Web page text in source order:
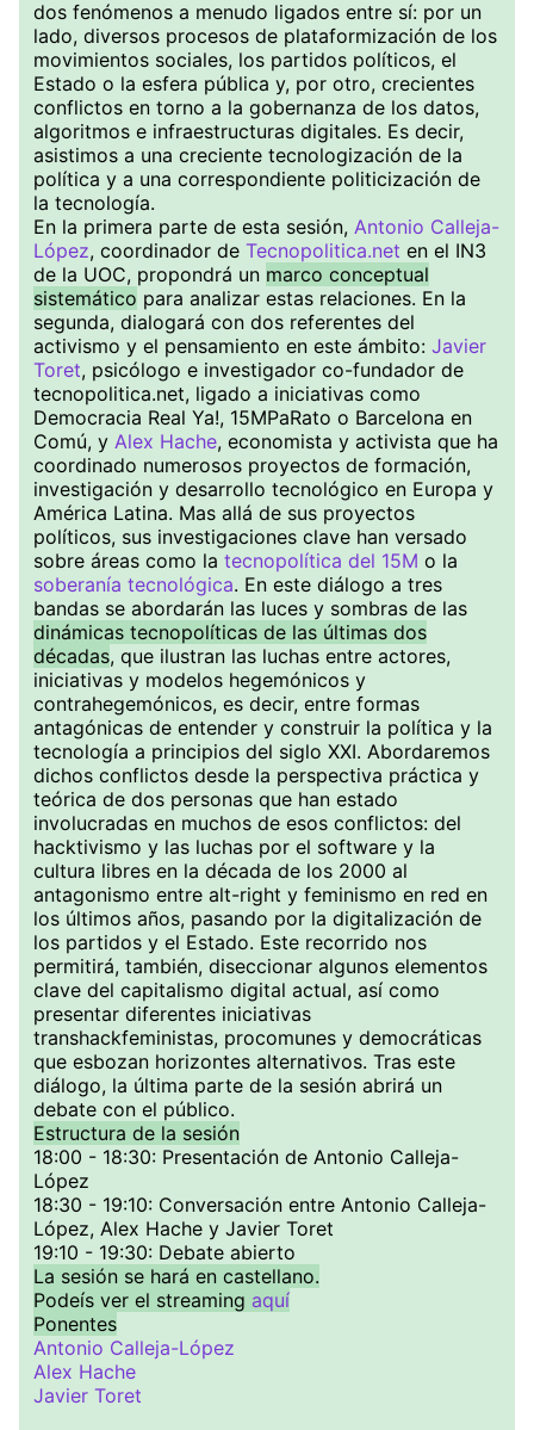
dos fenómenos a menudo ligados entre sí: por un
lado, diversos procesos de plataformización de los
movimientos sociales, los partidos políticos, el
Estado o la esfera pública y, por otro, crecientes
conflictos en torno a la gobernanza de los datos,
algoritmos e infraestructuras digitales. Es decir,
asistimos a una creciente tecnologización de la
política y a una correspondiente politicización de
la tecnología.
En la primera parte de esta sesión, Antonio Calleja-
López, coordinador de Tecnopolitica.net en el IN3
de la UOC, propondrá un marco conceptual
sistemático para analizar estas relaciones. En la
segunda, dialogará con dos referentes del
activismo y el pensamiento en este ámbito: Javier
Toret, psicólogo e investigador co-fundador de
tecnopolitica.net, ligado a iniciativas como
Democracia Real Ya!, 15MPaRato o Barcelona en
Comú, y Alex Hache, economista y activista que ha
coordinado numerosos proyectos de formación,
investigación y desarrollo tecnológico en Europa y
América Latina. Mas allá de sus proyectos
políticos, sus investigaciones clave han versado
sobre áreas como la tecnopolítica del 15M o la
soberanía tecnológica. En este diálogo a tres
bandas se abordarán las luces y sombras de las
dinámicas tecnopolíticas de las últimas dos
décadas, que ilustran las luchas entre actores,
iniciativas y modelos hegemónicos y
contrahegemónicos, es decir, entre formas
antagónicas de entender y construir la política y la
tecnología a principios del siglo XXI. Abordaremos
dichos conflictos desde la perspectiva práctica y
teórica de dos personas que han estado
involucradas en muchos de esos conflictos: del
hacktivismo y las luchas por el software y la
cultura libres en la década de los 2000 al
antagonismo entre alt-right y feminismo en red en
los últimos años, pasando por la digitalización de
los partidos y el Estado. Este recorrido nos
permitirá, también, diseccionar algunos elementos
clave del capitalismo digital actual, así como
presentar diferentes iniciativas
transhackfeministas, procomunes y democráticas
que esbozan horizontes alternativos. Tras este
diálogo, la última parte de la sesión abrirá un
debate con el público.
Estructura de la sesión
18:00 - 18:30: Presentación de Antonio Calleja-
López
18:30 - 19:10: Conversación entre Antonio Calleja-
López, Alex Hache y Javier Toret
19:10 - 19:30: Debate abierto
La sesión se hará en castellano.
Podeís ver el streaming aquí
Ponentes
Antonio Calleja-López
Alex Hache
Javier Toret